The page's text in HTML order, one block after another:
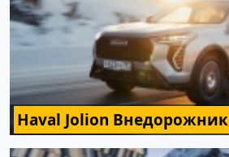
Haval Jolion Внедорожник